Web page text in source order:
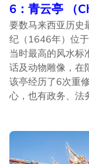
6：青云亭 （
要数马来西亚历史
纪（1646年）位
当时最高的风水标
话及动物雕像，在
该亭经历了6次重
心，也有政务、法